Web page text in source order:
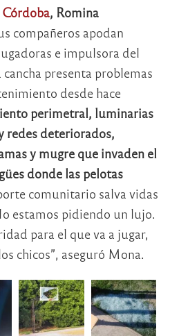
, Romina
compañeros apodan
e impulsora del
presenta problemas
desde hace
perimetral, luminarias
redes deteriorados,
y mugre que invaden el
donde las pelotas
comunitario salva vidas
estamos pidiendo un lujo.
para el que va a jugar,
chicos”, aseguró Mona.